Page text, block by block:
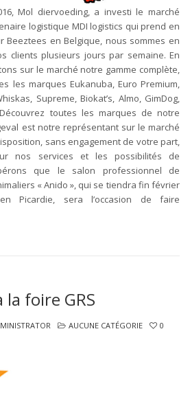
Mol diervoeding, a investi le marché
logistique MDI logistics qui prend en
Beeztees en Belgique, nous sommes en
clients plusieurs jours par semaine. En
sur le marché notre gamme complète,
les marques Eukanuba, Euro Premium,
Supreme, Biokat’s, Almo, GimDog,
toutes les marques de notre
est notre représentant sur le marché
sans engagement de votre part,
nos services et les possibilités de
que le salon professionnel de
« Anido », qui se tiendra fin février
Picardie, sera l’occasion de faire
foire GRS
AUCUNE CATÉGORIE 0